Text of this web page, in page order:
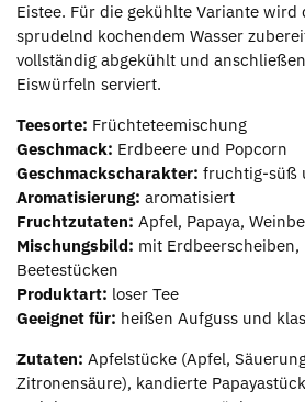
Eistee. Für die gekühlte Variante wird
sprudelnd kochendem Wasser
vollständig abgekühlt und
Eiswürfeln serviert.
Teesorte: Früchteteemischung
Geschmack: Erdbeere und Popcorn
Geschmackscharakter: fruchtig-süß
Aromatisierung: aromatisiert
Fruchtzutaten: Apfel, Papaya,
Mischungsbild: mit
Beetestücken
Produktart: loser Tee
Geeignet für: heißen Aufguss und
Zutaten: Apfelstücke (Apfel,
Zitronensäure), kandierte